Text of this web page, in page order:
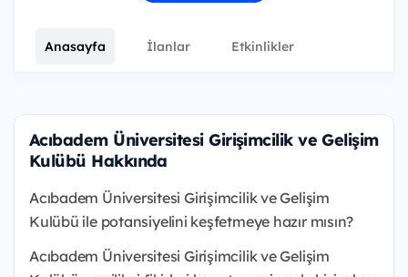
Anasayfa İlanlar Etkinlikler
Acıbadem Üniversitesi Girişimcilik ve Gelişim
Kulübü Hakkında
Acıbadem Üniversitesi Girişimcilik ve Gelişim
Kulübü ile potansiyelini keşfetmeye hazır mısın?
Acıbadem Üniversitesi Girişimcilik ve Gelişim